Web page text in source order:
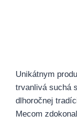
Unikátnym
trvanlivá suchá
dlhoročnej
Mecom